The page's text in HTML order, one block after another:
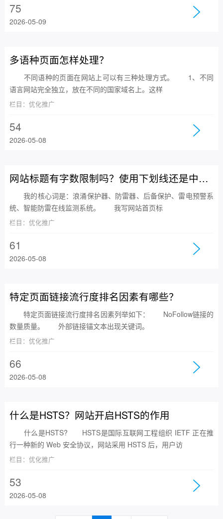
75
2026-05-09
多语种页面怎样处理？
不同语种的页面在网站上可以有三种处理方式。 1、不同
语言网站完全独立，放在不同的国家域名上。这样
栏目：优化推广
54
2026-05-08
网站标题有字数限制吗？使用下划线还是中划线好？
我的核心词是：浪涌保护器、防雷器、后备保护、雷电预警系
统、智能防雷在线监测系统。 我写网站首页标
栏目：优化推广
61
2026-05-08
特定页面链接流行度排名因素有哪些？
特定页面链接流行度排名因素列举如下： NoFollow链接的
数量质量。 外部链接锚文本出现关键词。
栏目：优化推广
66
2026-05-08
什么是HSTS？网站开启HSTS的作用
什么是HSTS? HSTS是国际互联网工程组织 IETF 正在推
行一种新的 Web 安全协议，网站采用 HSTS 后，用户访
栏目：优化推广
53
2026-05-08